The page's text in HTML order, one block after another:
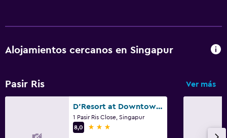
Alojamientos cercanos en Singapur
Pasir Ris Ver más
D'Resort at Downtown East
1 Pasir Ris Close, Singapur
8,0
3 estrellas